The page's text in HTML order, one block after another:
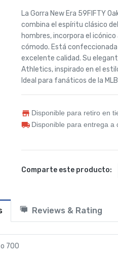
La Gorra New Era 59FIFTY
combina el espíritu clásico
hombres, incorpora el
cómodo. Está confeccionada
excelente calidad. Su
Athletics, inspirado en el
Ideal para fanáticos de la
Disponible para retiro en
Disponible para entrega a
Comparte este producto:
Reviews & Rating
o 700